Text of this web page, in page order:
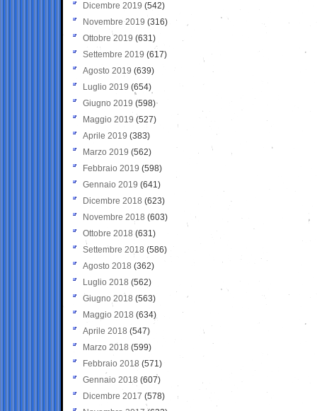
Dicembre 2019 (542)
Novembre 2019 (316)
Ottobre 2019 (631)
Settembre 2019 (617)
Agosto 2019 (639)
Luglio 2019 (654)
Giugno 2019 (598)
Maggio 2019 (527)
Aprile 2019 (383)
Marzo 2019 (562)
Febbraio 2019 (598)
Gennaio 2019 (641)
Dicembre 2018 (623)
Novembre 2018 (603)
Ottobre 2018 (631)
Settembre 2018 (586)
Agosto 2018 (362)
Luglio 2018 (562)
Giugno 2018 (563)
Maggio 2018 (634)
Aprile 2018 (547)
Marzo 2018 (599)
Febbraio 2018 (571)
Gennaio 2018 (607)
Dicembre 2017 (578)